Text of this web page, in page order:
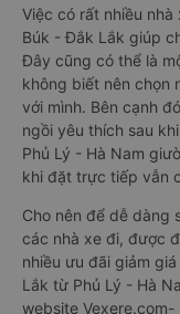
Việc có rất nhiều nhà
Búk - Đắk Lắk giúp
Đây cũng có thể là
không biết nên chọn
với mình. Bên cạnh
ngồi yêu thích sau
Phủ Lý - Hà Nam
khi đặt trực tiếp vẫn
Cho nên để dễ dàng
các nhà xe đi, được
nhiều ưu đãi giảm
Lắk từ Phủ Lý - Hà
website